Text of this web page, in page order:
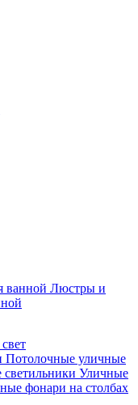
ванной Люстры и
Потолочные уличные
Уличные
фонари на столбах